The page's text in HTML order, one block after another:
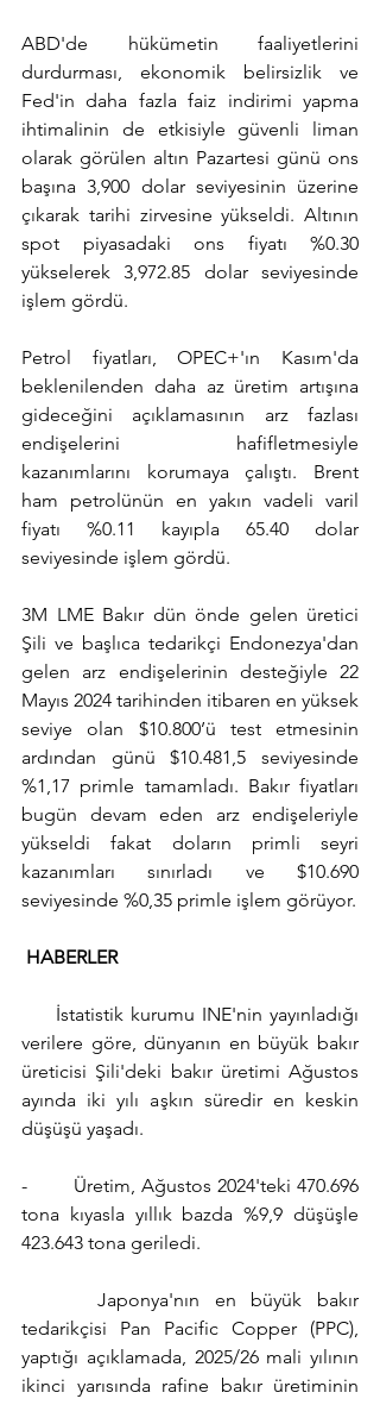
ABD'de hükümetin faaliyetlerini
durdurması, ekonomik belirsizlik ve
Fed'in daha fazla faiz indirimi yapma
ihtimalinin de etkisiyle güvenli liman
olarak görülen altın Pazartesi günü ons
başına 3,900 dolar seviyesinin üzerine
çıkarak tarihi zirvesine yükseldi. Altının
spot piyasadaki ons fiyatı %0.30
yükselerek 3,972.85 dolar seviyesinde
işlem gördü.
Petrol fiyatları, OPEC+'ın Kasım'da
beklenilenden daha az üretim artışına
gideceğini açıklamasının arz fazlası
endişelerini hafifletmesiyle
kazanımlarını korumaya çalıştı. Brent
ham petrolünün en yakın vadeli varil
fiyatı %0.11 kayıpla 65.40 dolar
seviyesinde işlem gördü.
3M LME Bakır dün önde gelen üretici
Şili ve başlıca tedarikçi Endonezya'dan
gelen arz endişelerinin desteğiyle 22
Mayıs 2024 tarihinden itibaren en yüksek
seviye olan $10.800’ü test etmesinin
ardından günü $10.481,5 seviyesinde
%1,17 primle tamamladı. Bakır fiyatları
bugün devam eden arz endişeleriyle
yükseldi fakat doların primli seyri
kazanımları sınırladı ve $10.690
seviyesinde %0,35 primle işlem görüyor.
HABERLER
İstatistik kurumu INE'nin yayınladığı
verilere göre, dünyanın en büyük bakır
üreticisi Şili'deki bakır üretimi Ağustos
ayında iki yılı aşkın süredir en keskin
düşüşü yaşadı.
-        Üretim, Ağustos 2024'teki 470.696
tona kıyasla yıllık bazda %9,9 düşüşle
423.643 tona geriledi.
Japonya'nın en büyük bakır
tedarikçisi Pan Pacific Copper (PPC),
yaptığı açıklamada, 2025/26 mali yılının
ikinci yarısında rafine bakır üretiminin